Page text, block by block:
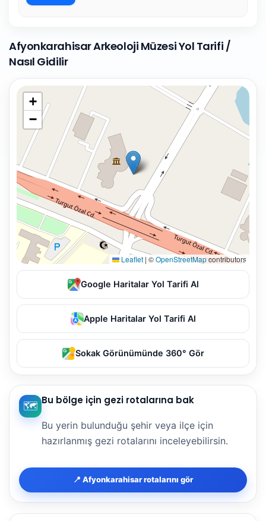
Afyonkarahisar Arkeoloji Müzesi Yol Tarifi /
Nasıl Gidilir
+
−
Leaflet | ©OpenStreetMapcontributors
Google Haritalar Yol Tarifi Al
Apple Haritalar Yol Tarifi Al
Sokak Görünümünde 360° Gör
🗺️ Bu bölge için gezi rotalarına bak
Bu yerin bulunduğu şehir veya ilçe için
hazırlanmış gezi rotalarını inceleyebilirsin.
📍 Afyonkarahisar rotalarını gör